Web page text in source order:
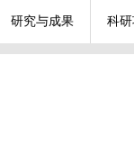
研究与成果 科